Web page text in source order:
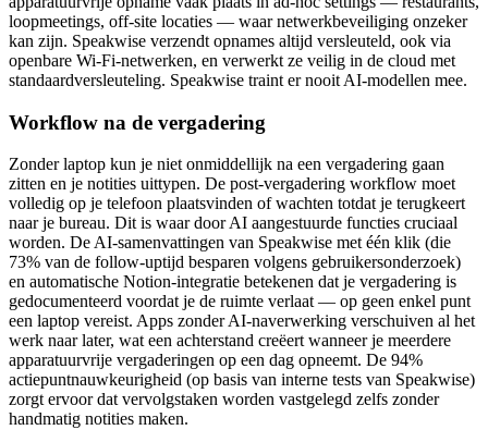
loopmeetings, off-site locaties — waar netwerkbeveiliging onzeker
kan zijn. Speakwise verzendt opnames altijd versleuteld, ook via
openbare Wi-Fi-netwerken, en verwerkt ze veilig in de cloud met
standaardversleuteling. Speakwise traint er nooit AI-modellen mee.
Workflow na de vergadering
Zonder laptop kun je niet onmiddellijk na een vergadering gaan
zitten en je notities uittypen. De post-vergadering workflow moet
volledig op je telefoon plaatsvinden of wachten totdat je terugkeert
naar je bureau. Dit is waar door AI aangestuurde functies cruciaal
worden. De AI-samenvattingen van Speakwise met één klik (die
73% van de follow-uptijd besparen volgens gebruikersonderzoek)
en automatische Notion-integratie betekenen dat je vergadering is
gedocumenteerd voordat je de ruimte verlaat — op geen enkel punt
een laptop vereist. Apps zonder AI-naverwerking verschuiven al het
werk naar later, wat een achterstand creëert wanneer je meerdere
apparatuurvrije vergaderingen op een dag opneemt. De 94%
actiepuntnauwkeurigheid (op basis van interne tests van Speakwise)
zorgt ervoor dat vervolgstaken worden vastgelegd zelfs zonder
handmatig notities maken.